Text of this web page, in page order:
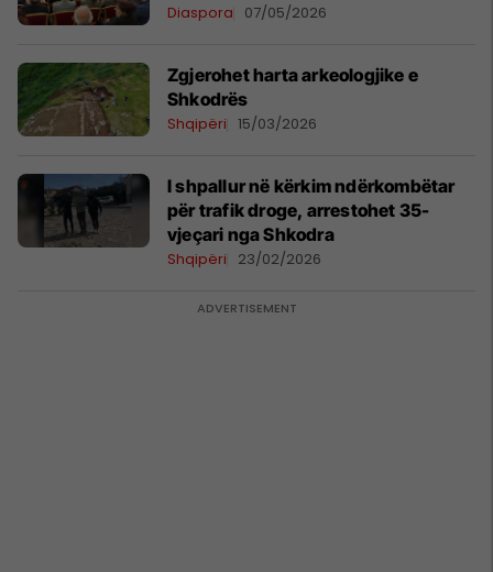
Diaspora 07/05/2026
Zgjerohet harta arkeologjike e
Shkodrës
Shqipëri 15/03/2026
I shpallur në kërkim ndërkombëtar
për trafik droge, arrestohet 35-
vjeçari nga Shkodra
Shqipëri 23/02/2026